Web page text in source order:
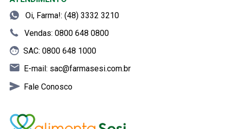
Oi, Farma!: (48) 3332 3210
Vendas: 0800 648 0800
SAC: 0800 648 1000
E-mail: sac@farmasesi.com.br
Fale Conosco